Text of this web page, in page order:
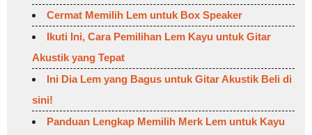
Cermat Memilih Lem untuk Box Speaker
Ikuti Ini, Cara Pemilihan Lem Kayu untuk Gitar
Akustik yang Tepat
Ini Dia Lem yang Bagus untuk Gitar Akustik Beli di
sini!
Panduan Lengkap Memilih Merk Lem untuk Kayu